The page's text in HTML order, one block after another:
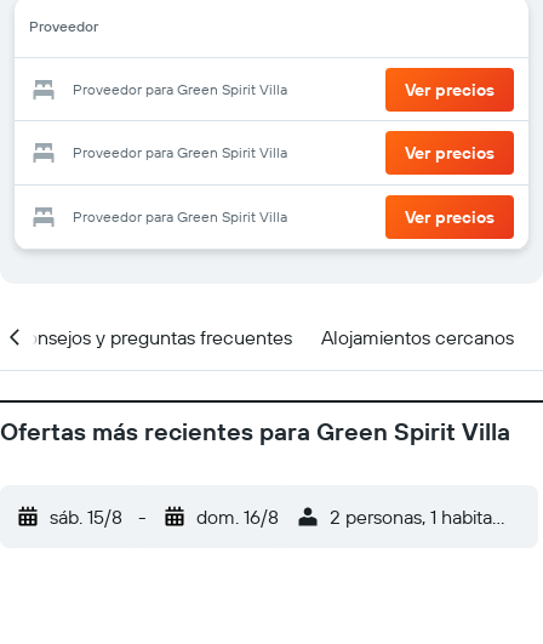
Proveedor
Proveedor para Green Spirit Villa Ver precios
Proveedor para Green Spirit Villa Ver precios
Proveedor para Green Spirit Villa Ver precios
Consejos y preguntas frecuentes Alojamientos cercanos
Ofertas más recientes para Green Spirit Villa
sáb. 15/8 - dom. 16/8 2 personas, 1 habitación